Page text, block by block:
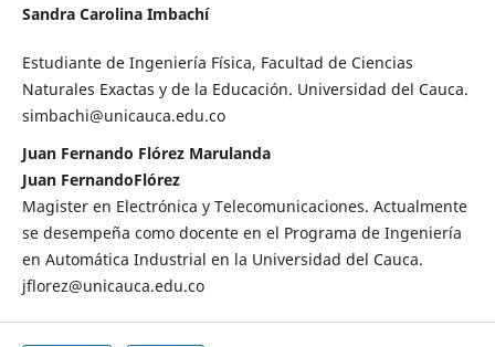
Sandra Carolina Imbachí
Estudiante de Ingeniería Física, Facultad de Ciencias
Naturales Exactas y de la Educación. Universidad del Cauca.
simbachi@unicauca.edu.co
Juan Fernando Flórez Marulanda
Juan FernandoFlórez
Magister en Electrónica y Telecomunicaciones. Actualmente
se desempeña como docente en el Programa de Ingeniería
en Automática Industrial en la Universidad del Cauca.
jflorez@unicauca.edu.co